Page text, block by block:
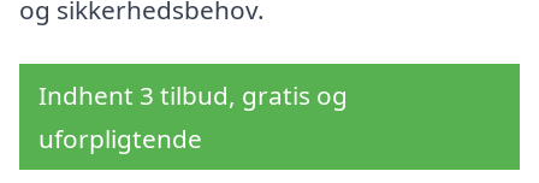
og sikkerhedsbehov.
Indhent 3 tilbud, gratis og
uforpligtende